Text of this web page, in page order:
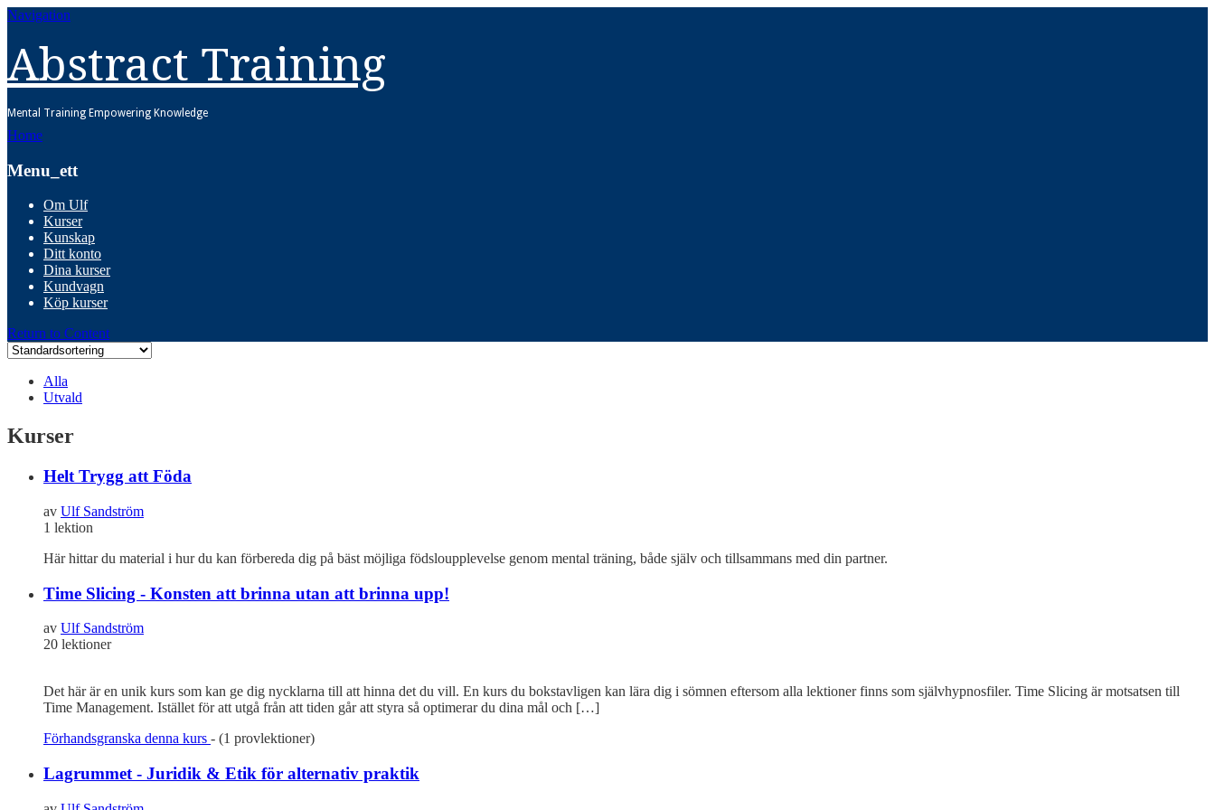
Navigation
Abstract Training
Mental Training Empowering Knowledge
Home
Menu_ett
Om Ulf
Kurser
Kunskap
Ditt konto
Dina kurser
Kundvagn
Köp kurser
Return to Content
Alla
Utvald
Kurser
Helt Trygg att Föda
av Ulf Sandström
1 lektion
Här hittar du material i hur du kan förbereda dig på bäst möjliga födsloupplevelse genom mental träning, både själv och tillsammans med din partner.
Time Slicing - Konsten att brinna utan att brinna upp!
av Ulf Sandström
20 lektioner
Det här är en unik kurs som kan ge dig nycklarna till att hinna det du vill. En kurs du bokstavligen kan lära dig i sömnen eftersom alla lektioner finns som självhypnosfiler. Time Slicing är motsatsen till
Time Management. Istället för att utgå från att tiden går att styra så optimerar du dina mål och […]
Förhandsgranska denna kurs - (1 provlektioner)
Lagrummet - Juridik & Etik för alternativ praktik